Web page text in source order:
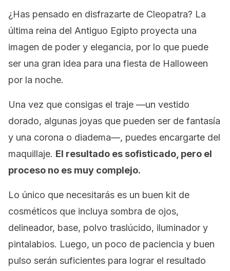
¿Has pensado en disfrazarte de Cleopatra? La
última reina del Antiguo Egipto proyecta una
imagen de poder y elegancia, por lo que puede
ser una gran idea para una fiesta de Halloween
por la noche.
Una vez que consigas el traje —un vestido
dorado, algunas joyas que pueden ser de fantasía
y una corona o diadema—, puedes encargarte del
maquillaje. El resultado es sofisticado, pero el
proceso no es muy complejo.
Lo único que necesitarás es un buen kit de
cosméticos que incluya sombra de ojos,
delineador, base, polvo traslúcido, iluminador y
pintalabios. Luego, un poco de paciencia y buen
pulso serán suficientes para lograr el resultado